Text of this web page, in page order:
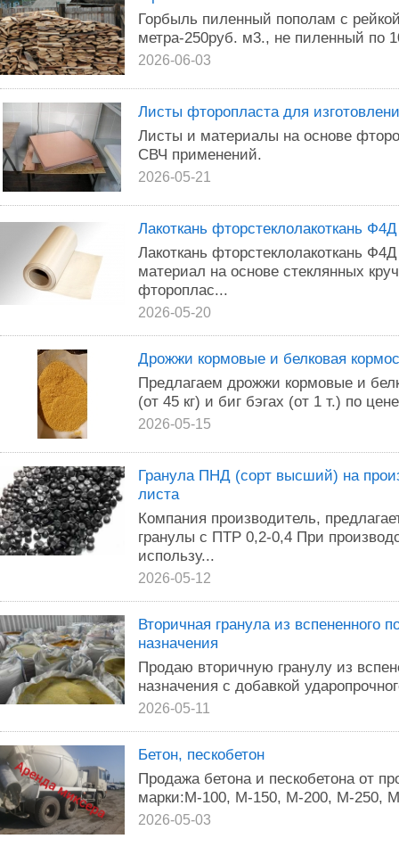
Горбыль пиленный пополам с
метра-250руб. м3., не пиленный по
2026-06-03
Листы фторопласта для
Листы и материалы на основе
СВЧ применений.
2026-05-21
Лaкoткань фтopcтeклoлакоткань
Лaкoткaнь фтopстeклoлaкоткaнь
мaтеpиал нa ocновe cтеклянных
фтороплac...
2026-05-20
Дрожжи кормовые и белковая
Предлагаем дрожжи кормовые и
(от 45 кг) и биг бэгах (от 1 т.) по
2026-05-15
Гранула ПНД (сорт высший) на
листа
Компания производитель,
гранулы с ПТР 0,2-0,4 При
использу...
2026-05-12
Вторичная гранула из вспененного
назначения
Продаю вторичную гранулу из
назначения с добавкой
2026-05-11
Бетон, пескобетон
Продажа бетона и пескобетона от
марки:М-100, М-150, М-200, М-250,
2026-05-03